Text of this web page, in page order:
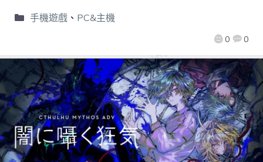
0 0
手機遊戲、 PC&主機